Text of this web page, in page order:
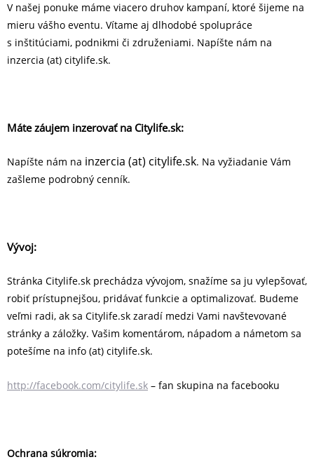
V našej ponuke máme viacero druhov kampaní, ktoré šijeme na
mieru vášho eventu. Vítame aj dlhodobé spolupráce
s inštitúciami, podnikmi či združeniami. Napíšte nám na
inzercia (at) citylife.sk.
Máte záujem inzerovať na Citylife.sk:
Napíšte nám na inzercia (at) citylife.sk. Na vyžiadanie Vám
zašleme podrobný cenník.
Vývoj:
Stránka Citylife.sk prechádza vývojom, snažíme sa ju vylepšovať,
robiť prístupnejšou, pridávať funkcie a optimalizovať. Budeme
veľmi radi, ak sa Citylife.sk zaradí medzi Vami navštevované
stránky a záložky. Vašim komentárom, nápadom a námetom sa
potešíme na info (at) citylife.sk.
http://facebook.com/citylife.sk – fan skupina na facebooku
Ochrana súkromia: